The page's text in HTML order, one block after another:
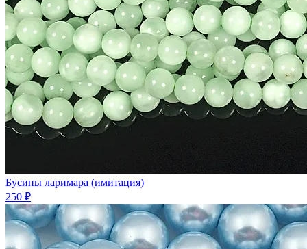
Бусины ларимара (имитация)
250 ₽